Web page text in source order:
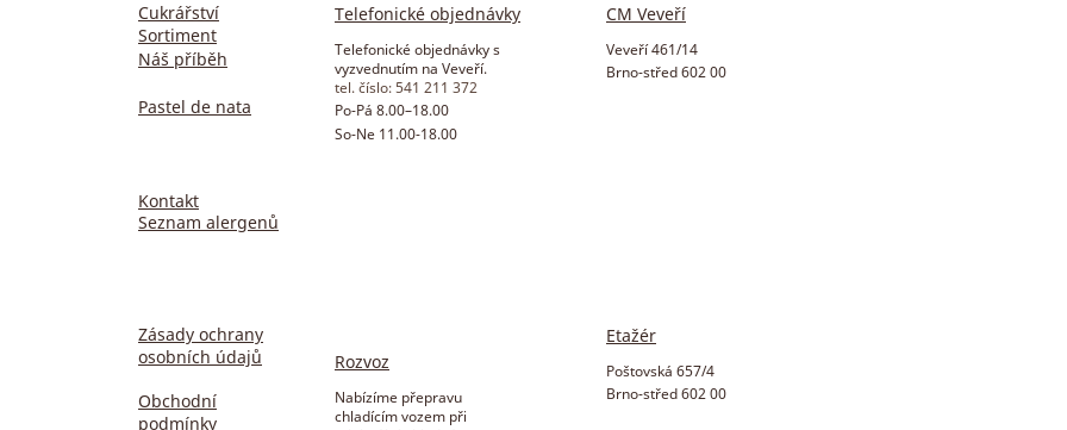
Cukrářství
Sortiment
Náš příběh
Pastel de nata
Telefonické objednávky
Telefonické objednávky s
vyzvednutím na Veveří.
tel. číslo: 541 211 372
Po-Pá 8.00–18.00
So-Ne 11.00-18.00
CM Veveří
Veveří 461/14
Brno-střed 602 00
Kontakt
Seznam alergenů
Zásady ochrany
osobních údajů
Obchodní
podmínky
Rozvoz
Nabízíme přepravu
chladícím vozem při
Etažér
Poštovská 657/4
Brno-střed 602 00